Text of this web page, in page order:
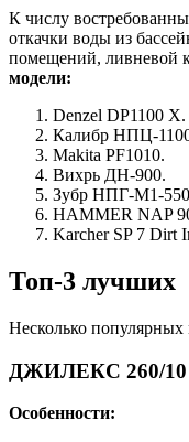
К числу
откачки воды из
помещений, ливневой
модели:
Denzel DP1100 X.
Калибр НПЦ-
Makita PF1010.
Вихрь ДН-900.
Зубр НПГ-М1-
HAMMER NAP
Karcher SP 7 Dirt
Топ-3 лучших
Несколько популярных
ДЖИЛЕКС 260/
Особенности: